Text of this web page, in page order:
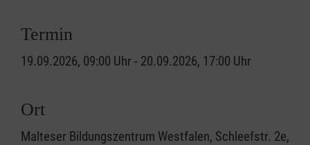
Termin
19.09.2026, 09:00 Uhr - 20.09.2026, 17:00 Uhr
Ort
Malteser Bildungszentrum Westfalen, Schleefstr. 2e,